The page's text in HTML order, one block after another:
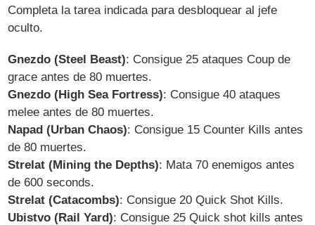
Completa la tarea indicada para desbloquear al jefe
oculto.
Gnezdo (Steel Beast): Consigue 25 ataques Coup de
grace antes de 80 muertes.
Gnezdo (High Sea Fortress): Consigue 40 ataques
melee antes de 80 muertes.
Napad (Urban Chaos): Consigue 15 Counter Kills antes
de 80 muertes.
Strelat (Mining the Depths): Mata 70 enemigos antes
de 600 seconds.
Strelat (Catacombs): Consigue 20 Quick Shot Kills.
Ubistvo (Rail Yard): Consigue 25 Quick shot kills antes